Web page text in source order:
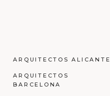
ARQUITECTOS ALICANTE
ARQUITECTOS
BARCELONA